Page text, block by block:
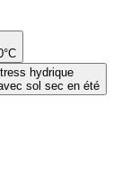
hydrique
sol sec en été